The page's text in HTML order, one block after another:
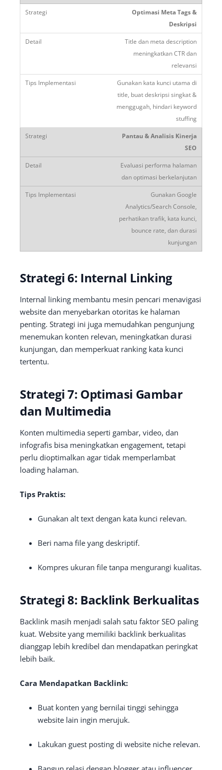
Optimasi Meta Tags &
Deskripsi
Title dan meta description
meningkatkan CTR dan
relevansi
Gunakan kata kunci utama di
title, buat deskripsi singkat &
menggugah, hindari keyword
stuffing
Pantau & Analisis Kinerja
SEO
Evaluasi performa halaman
dan optimasi berkelanjutan
Gunakan Google
Analytics/Search Console,
perhatikan trafik, kata kunci,
bounce rate, dan durasi
kunjungan
Strategi 6: Internal Linking
Internal linking membantu mesin pencari menavigasi
website dan menyebarkan otoritas ke halaman
penting. Strategi ini juga memudahkan pengunjung
menemukan konten relevan, meningkatkan durasi
kunjungan, dan memperkuat ranking kata kunci
tertentu.
Strategi 7: Optimasi Gambar
dan Multimedia
Konten multimedia seperti gambar, video, dan
infografis bisa meningkatkan engagement, tetapi
perlu dioptimalkan agar tidak memperlambat
loading halaman.
Tips Praktis:
Gunakan alt text dengan kata kunci relevan.
Beri nama file yang deskriptif.
Kompres ukuran file tanpa mengurangi kualitas.
Strategi 8: Backlink Berkualitas
Backlink masih menjadi salah satu faktor SEO paling
kuat. Website yang memiliki backlink berkualitas
dianggap lebih kredibel dan mendapatkan peringkat
lebih baik.
Cara Mendapatkan Backlink:
Buat konten yang bernilai tinggi sehingga
website lain ingin merujuk.
Lakukan guest posting di website niche relevan.